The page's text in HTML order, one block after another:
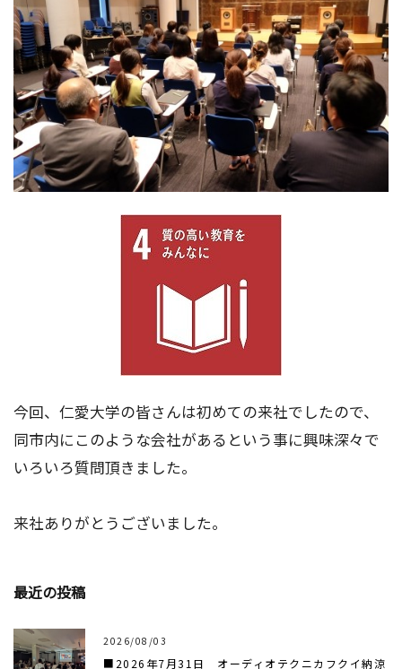
今回、仁愛大学の皆さんは初めての来社でしたので、
同市内にこのような会社があるという事に興味深々で
いろいろ質問頂きました。
来社ありがとうございました。
最近の投稿
2026/08/03
■2026年7月31日 オーディオテクニカフクイ納涼